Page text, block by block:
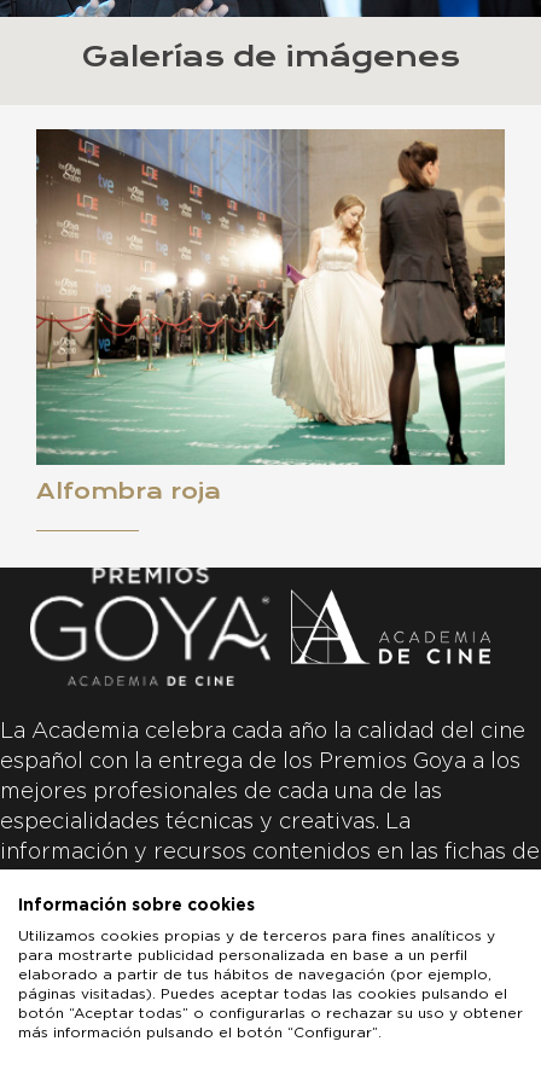
Galerías de imágenes
Alfombra roja
La Academia celebra cada año la calidad del cine
español con la entrega de los Premios Goya a los
mejores profesionales de cada una de las
especialidades técnicas y creativas. La
información y recursos contenidos en las fichas de
productoras de las películas y responsabilidad
única y exclusiva de las mismas.
Información sobre cookies
Utilizamos cookies propias y de terceros para fines analíticos y
para mostrarte publicidad personalizada en base a un perfil
elaborado a partir de tus hábitos de navegación (por ejemplo,
páginas visitadas). Puedes aceptar todas las cookies pulsando el
botón “Aceptar todas” o configurarlas o rechazar su uso y obtener
más información pulsando el botón “Configurar”.